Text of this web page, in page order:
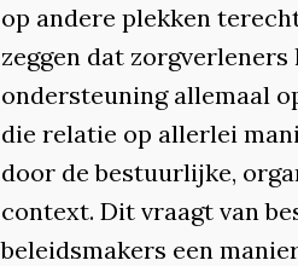
op andere plekken
zeggen dat
ondersteuning allemaal
die relatie op allerlei
door de bestuurlijke,
context. Dit vraagt van
beleidsmakers een